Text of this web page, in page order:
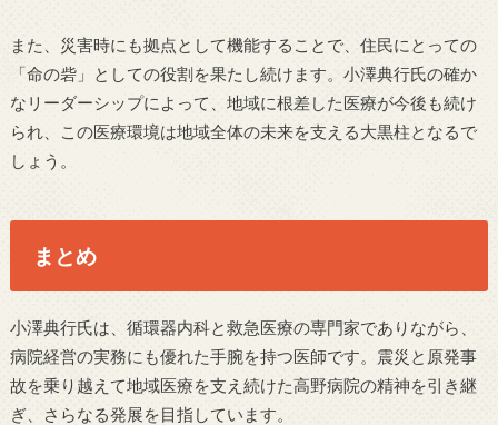
また、災害時にも拠点として機能することで、住民にとっての
「命の砦」としての役割を果たし続けます。小澤典行氏の確か
なリーダーシップによって、地域に根差した医療が今後も続け
られ、この医療環境は地域全体の未来を支える大黒柱となるで
しょう。
まとめ
小澤典行氏は、循環器内科と救急医療の専門家でありながら、
病院経営の実務にも優れた手腕を持つ医師です。震災と原発事
故を乗り越えて地域医療を支え続けた高野病院の精神を引き継
ぎ、さらなる発展を目指しています。